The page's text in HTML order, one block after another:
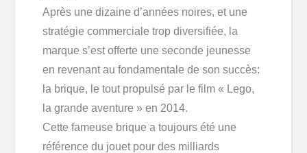
Après une dizaine d’années noires, et une
stratégie commerciale trop diversifiée, la
marque s’est offerte une seconde jeunesse
en revenant au fondamentale de son succès:
la brique, le tout propulsé par le film « Lego,
la grande aventure » en 2014.
Cette fameuse brique a toujours été une
référence du jouet pour des milliards